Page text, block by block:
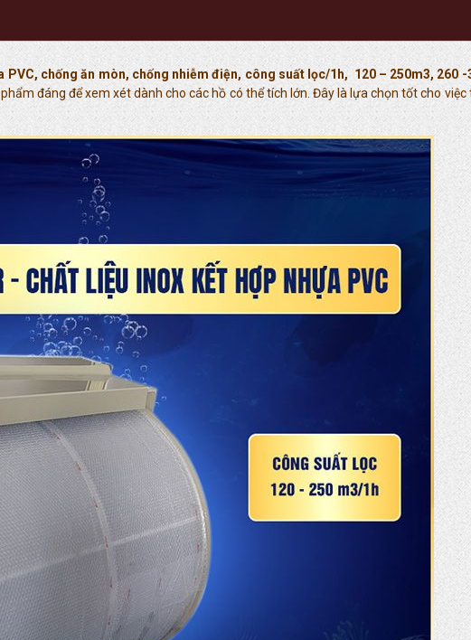
chống ăn mòn, chống nhiễm điện, công suất lọc/1h, 120 – 250m3, 260
đáng để xem xét dành cho các hồ có thể tích lớn. Đây là lựa chọn tốt cho